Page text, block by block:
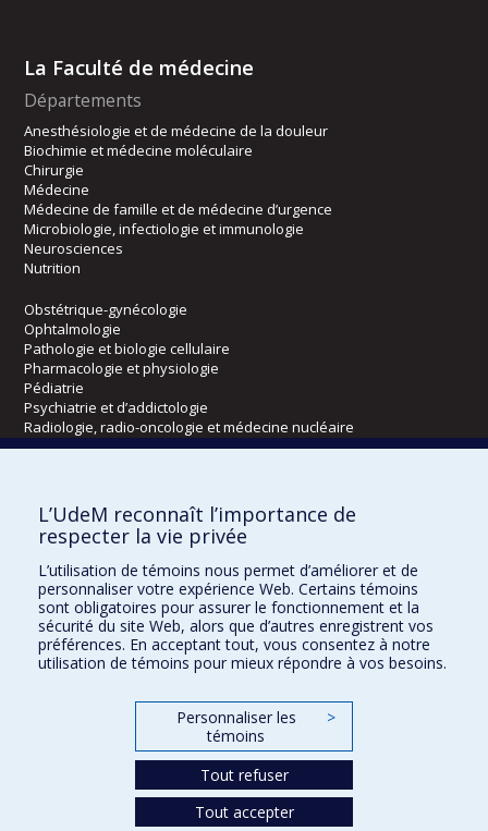
La Faculté de médecine
Départements
Anesthésiologie et de médecine de la douleur
Biochimie et médecine moléculaire
Chirurgie
Médecine
Médecine de famille et de médecine d’urgence
Microbiologie, infectiologie et immunologie
Neurosciences
Nutrition
Obstétrique-gynécologie
Ophtalmologie
Pathologie et biologie cellulaire
Pharmacologie et physiologie
Pédiatrie
Psychiatrie et d’addictologie
Radiologie, radio-oncologie et médecine nucléaire
Kinésiologie et des sciences de l’activité physique
Orthophonie et audiologie
Réadaptation
Directions
DPC
CPASS
L’UdeM reconnaît l’importance de
respecter la vie privée
L’utilisation de témoins nous permet d’améliorer et de
personnaliser votre expérience Web. Certains témoins
sont obligatoires pour assurer le fonctionnement et la
sécurité du site Web, alors que d’autres enregistrent vos
préférences. En acceptant tout, vous consentez à notre
utilisation de témoins pour mieux répondre à vos besoins.
Personnaliser les
témoins
>
Tout refuser
Tout accepter